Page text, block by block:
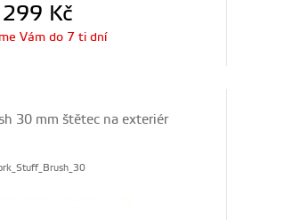
299 Kč
Vám do 7 ti dní
30 mm štětec na exteriér